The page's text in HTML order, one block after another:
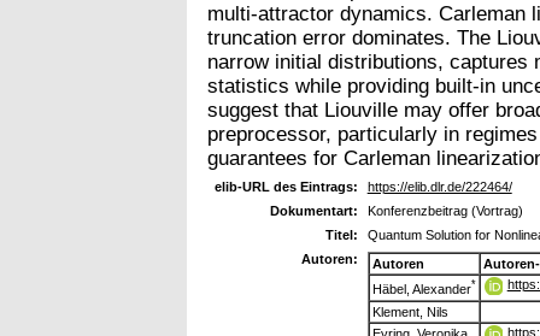
multi-attractor dynamics. Carleman
truncation error dominates. The
narrow initial distributions, captures
statistics while providing built-in
suggest that Liouville may offer
preprocessor, particularly in
guarantees for Carleman
elib-URL des Eintrags:
https://elib.dlr.de/222464/
Dokumentart:
Konferenzbeitrag (Vortrag)
Titel:
Quantum Solution for
Autoren:
Autoren
Häbel, Alexander*
Klement, Nils